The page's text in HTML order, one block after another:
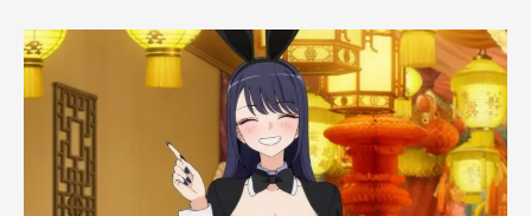
A
2ª
temporada
Dress-